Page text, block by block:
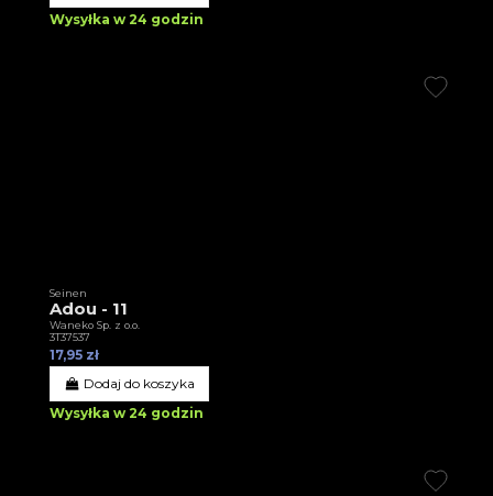
Wysyłka w 24 godzin
Seinen
Adou - 11
Waneko Sp. z o.o.
3T37537
17,95 zł
Dodaj do koszyka
Wysyłka w 24 godzin